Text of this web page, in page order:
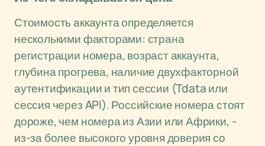
Стоимость аккаунта определяется
несколькими факторами: страна
регистрации номера, возраст аккаунта,
глубина прогрева, наличие двухфакторной
аутентификации и тип сессии (Tdata или
сессия через API). Российские номера стоят
дороже, чем номера из Азии или Африки, -
из-за более высокого уровня доверия со